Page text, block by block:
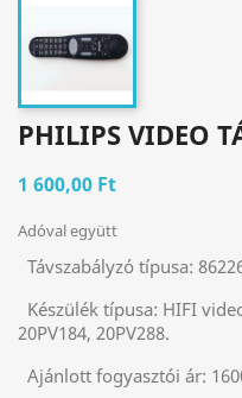
PHILIPS VIDEO
1 600,00 Ft
Adóval együtt
Távszabályzó típusa:
Készülék típusa: HIFI
20PV184, 20PV288.
Ajánlott fogyasztói ár: